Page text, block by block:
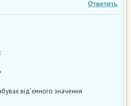
Ответить
від’ємного значення